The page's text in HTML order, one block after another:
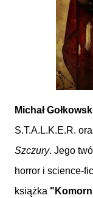
Michał
S.T.A.L.K.E.R.
Szczury. Jego
horror i science-
książka